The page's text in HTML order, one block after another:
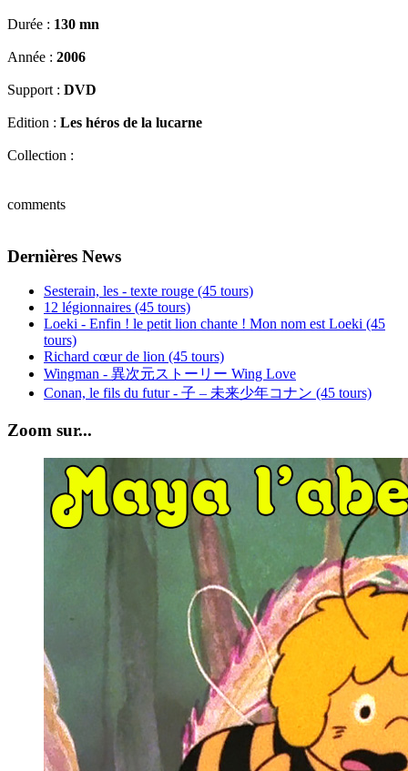
Durée : 130 mn
Année : 2006
Support : DVD
Edition : Les héros de la lucarne
Collection :
comments
Dernières News
Sesterain, les - texte rouge (45 tours)
12 légionnaires (45 tours)
Loeki - Enfin ! le petit lion chante ! Mon nom est Loeki (45
tours)
Richard cœur de lion (45 tours)
Wingman - 異次元ストーリー Wing Love
Conan, le fils du futur - 子 – 未来少年コナン (45 tours)
Zoom sur...